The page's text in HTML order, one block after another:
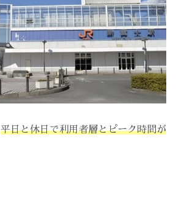
平日と休日で利用者層とピーク時間が